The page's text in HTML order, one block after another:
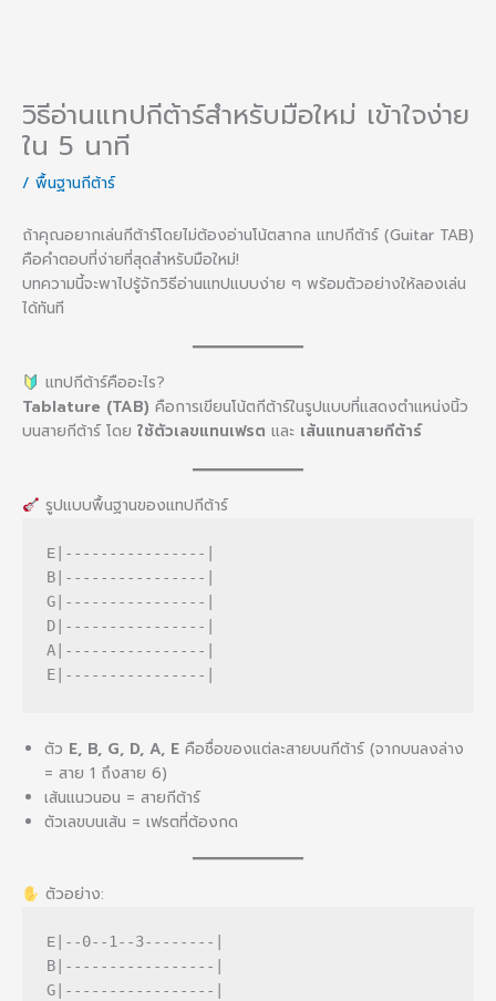
วิธีอ่านแทปกีต้าร์สำหรับมือใหม่ เข้าใจง่าย
ใน 5 นาที
/ พื้นฐานกีต้าร์
ถ้าคุณอยากเล่นกีต้าร์โดยไม่ต้องอ่านโน้ตสากล แทปกีต้าร์ (Guitar TAB)
คือคำตอบที่ง่ายที่สุดสำหรับมือใหม่!
บทความนี้จะพาไปรู้จักวิธีอ่านแทปแบบง่าย ๆ พร้อมตัวอย่างให้ลองเล่น
ได้ทันที
แทปกีต้าร์คืออะไร?
Tablature (TAB) คือการเขียนโน้ตกีต้าร์ในรูปแบบที่แสดงตำแหน่งนิ้ว
บนสายกีต้าร์ โดย ใช้ตัวเลขแทนเฟรต และ เส้นแทนสายกีต้าร์
รูปแบบพื้นฐานของแทปกีต้าร์
E|----------------|
B|----------------|
G|----------------|
D|----------------|
A|----------------|
E|----------------|
ตัว E, B, G, D, A, E คือชื่อของแต่ละสายบนกีต้าร์ (จากบนลงล่าง
= สาย 1 ถึงสาย 6)
เส้นแนวนอน = สายกีต้าร์
ตัวเลขบนเส้น = เฟรตที่ต้องกด
ตัวอย่าง:
E|--0--1--3--------|
B|-----------------|
G|-----------------|